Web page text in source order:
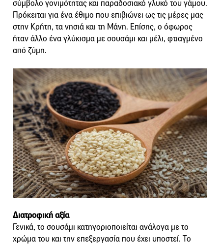
σύμβολο γονιμότητας και παραδοσιακό γλυκό του γάμου.
Πρόκειται για ένα έθιμο που επιβιώνει ως τις μέρες μας
στην Κρήτη, τα νησιά και τη Μάνη. Επίσης, ο όφωρος
ήταν άλλο ένα γλύκισμα με σουσάμι και μέλι, φτιαγμένο
από ζύμη.
Διατροφική αξία
Γενικά, το σουσάμι κατηγοριοποιείται ανάλογα με το
χρώμα του και την επεξεργασία που έχει υποστεί. Το